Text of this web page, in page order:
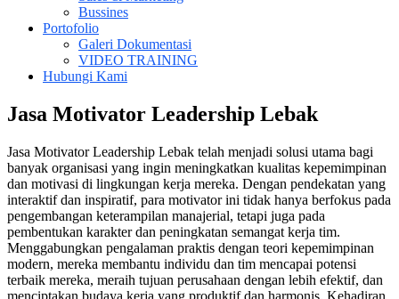
Bussines
Portofolio
Galeri Dokumentasi
VIDEO TRAINING
Hubungi Kami
Jasa Motivator Leadership Lebak
Jasa Motivator Leadership Lebak telah menjadi solusi utama bagi
banyak organisasi yang ingin meningkatkan kualitas kepemimpinan
dan motivasi di lingkungan kerja mereka. Dengan pendekatan yang
interaktif dan inspiratif, para motivator ini tidak hanya berfokus pada
pengembangan keterampilan manajerial, tetapi juga pada
pembentukan karakter dan peningkatan semangat kerja tim.
Menggabungkan pengalaman praktis dengan teori kepemimpinan
modern, mereka membantu individu dan tim mencapai potensi
terbaik mereka, meraih tujuan perusahaan dengan lebih efektif, dan
menciptakan budaya kerja yang produktif dan harmonis. Kehadiran